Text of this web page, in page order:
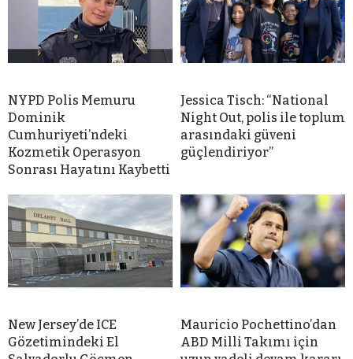
NYPD Polis Memuru
Dominik
Cumhuriyeti’ndeki
Kozmetik Operasyon
Sonrası Hayatını Kaybetti
Jessica Tisch: “National
Night Out, polis ile toplum
arasındaki güveni
güçlendiriyor”
New Jersey’de ICE
Gözetimindeki El
Mauricio Pochettino’dan
ABD Milli Takımı için